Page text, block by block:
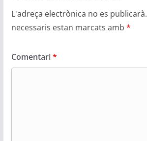
L'adreça electrònica no es publicarà.
necessaris estan marcats amb *
Comentari*